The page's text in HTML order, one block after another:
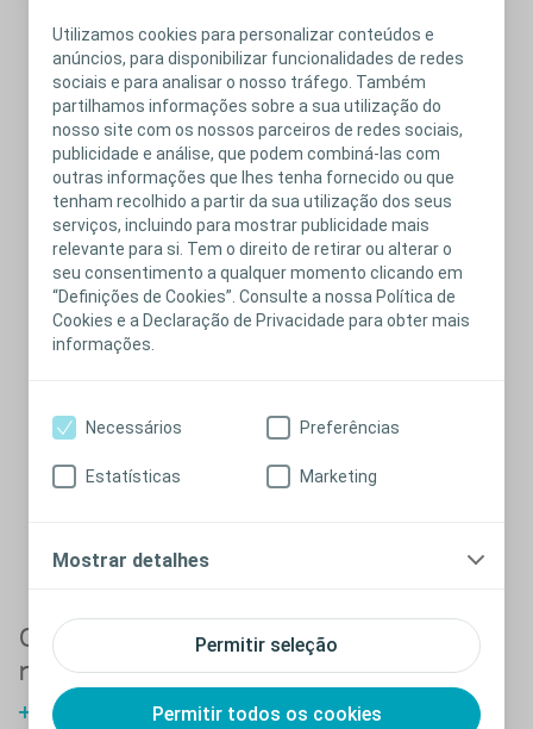
Utilizamos cookies para personalizar conteúdos e
anúncios, para disponibilizar funcionalidades de redes
sociais e para analisar o nosso tráfego. Também
partilhamos informações sobre a sua utilização do
nosso site com os nossos parceiros de redes sociais,
publicidade e análise, que podem combiná-las com
outras informações que lhes tenha fornecido ou que
tenham recolhido a partir da sua utilização dos seus
serviços, incluindo para mostrar publicidade mais
relevante para si. Tem o direito de retirar ou alterar o
seu consentimento a qualquer momento clicando em
“Definições de Cookies”. Consulte a nossa Política de
Cookies e a Declaração de Privacidade para obter mais
informações.
Permitir seleção
Permitir todos os cookies
Necessários Preferências
Estatísticas Marketing
Mostrar detalhes
imediatamente, esvazie o balão e retire a sonda. Se a dor
persistir, contacte o seu médico ou profissional de saúde.
A irrigação tem riscos ou
complicações?
Algumas pessoas têm problemas menores, como desconforto ou
um pouco de sangramento. Se a sonda não for colocada
corretamente, pode perfurar ou rasgar o intestino, embora isso
seja extremamente raro se seguir as instruções do seu médico
ou profissional de saúde.
O que acontece se eu tiver alguma
perda entre as irrigações?
devido ao facto de a obstipação ou as fezes duras impedirem o
esvaziamento completo do intestino ou porque utilizou
demasiada água durante a irrigação. Certifique-se de que utiliza a
quantidade de água recomendada pelo seu médico ou
O que é o intestino
neurogénico?
O intestino neurogénico